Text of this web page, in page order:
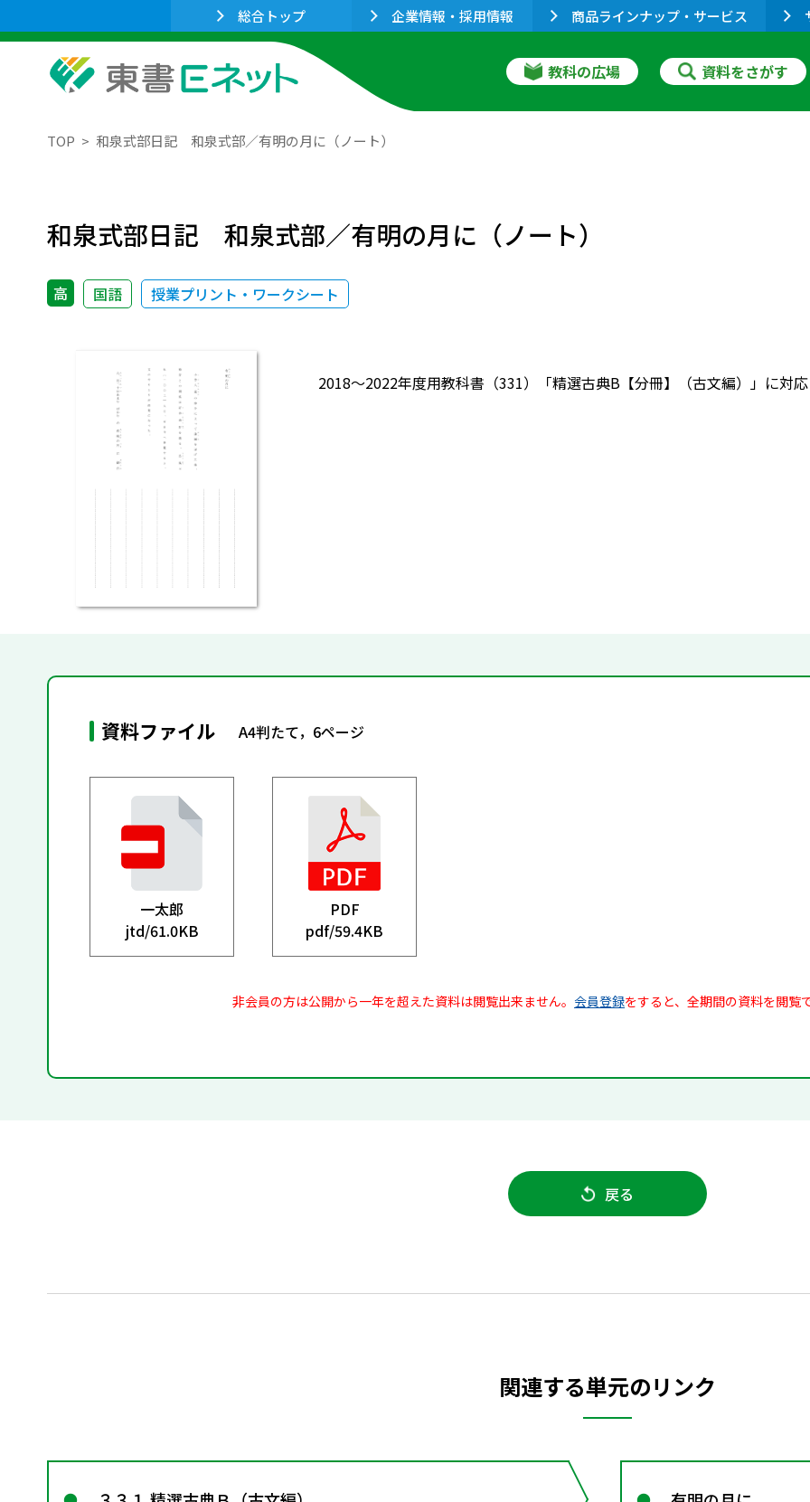
総合トップ 企業情報・採用情報 商品ラインナップ・サービス
教科の広場 資料をさがす
TOP 和泉式部日記 和泉式部／有明の月に（ノート）
和泉式部日記 和泉式部／有明の月に（ノート）
高 国語 授業プリント・ワークシート
2018～2022年度用教科書（331）「精選古典B【分冊】（古文編）」に対
資料ファイル A4判たて，6ページ
一太郎
jtd/61.0KB
PDF
pdf/59.4KB
非会員の方は公開から一年を超えた資料は閲覧出来ません。 会員登録をすると、全期間の資料を閲覧
戻る
関連する単元のリンク